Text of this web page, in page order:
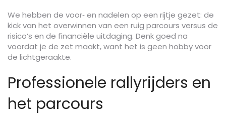
We hebben de voor‑ en nadelen op een rijtje gezet: de
kick van het overwinnen van een ruig parcours versus de
risico’s en de financiële uitdaging. Denk goed na
voordat je de zet maakt, want het is geen hobby voor
de lichtgeraakte.
Professionele rallyrijders en
het parcours